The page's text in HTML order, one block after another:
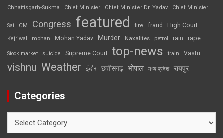
Chhattisgarh-Sukma Chief Minister Chief Minister Dr. Yadav Chief Minister
Sai CM Congress featured fire fraud High Court
Kejriwal mohan Mohan Yadav Murder Naxalites petrol rain rape
Stock market suicide Supreme Court top-news train Vastu
vishnu Weather इंदौर छत्तीसगढ़ भोपाल मध्य प्रदेश रायपुर
Categories